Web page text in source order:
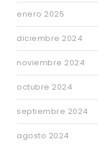
enero 2025
diciembre 2024
noviembre 2024
octubre 2024
septiembre 2024
agosto 2024